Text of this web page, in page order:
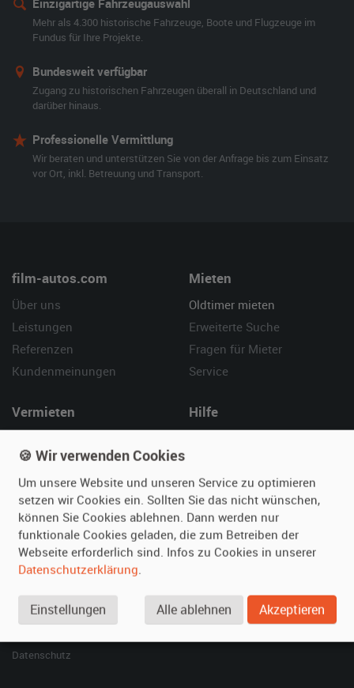
Einzigartige Fahrzeugauswahl
Mehr als 4.300 historische Fahrzeuge, Boote und Flugzeuge im
Fundus für Ihre Projekte.
Bundesweit verfügbar
Zugang zu historischen Fahrzeugen überall in Deutschland und
darüber hinaus.
Professionelle Vermittlung
Wir beraten und unterstützen Sie von der Anfrage bis zum Einsatz
vor Ort, inkl. Betreuung und Transport.
film-autos.com
Über uns
Leistungen
Referenzen
Kundenmeinungen
Mieten
Oldtimer mieten
Erweiterte Suche
Fragen für Mieter
Service
Vermieten
Fotos senden
Fragen für Vermieter
Inserat verwalten
Hilfe
Kontakt
SPECIAL
Berühmte Filmautos –
Datenschutz
🍪 Wir verwenden Cookies
Um unsere Website und unseren Service zu optimieren
setzen wir Cookies ein. Sollten Sie das nicht wünschen,
können Sie Cookies ablehnen. Dann werden nur
funktionale Cookies geladen, die zum Betreiben der
Webseite erforderlich sind. Infos zu Cookies in unserer
Datenschutzerklärung.
Einstellungen Alle ablehnen Akzeptieren